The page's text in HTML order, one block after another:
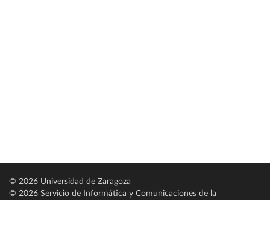
© 2026 Universidad de Zaragoza
© 2026 Servicio de Informática y Comunicaciones de la